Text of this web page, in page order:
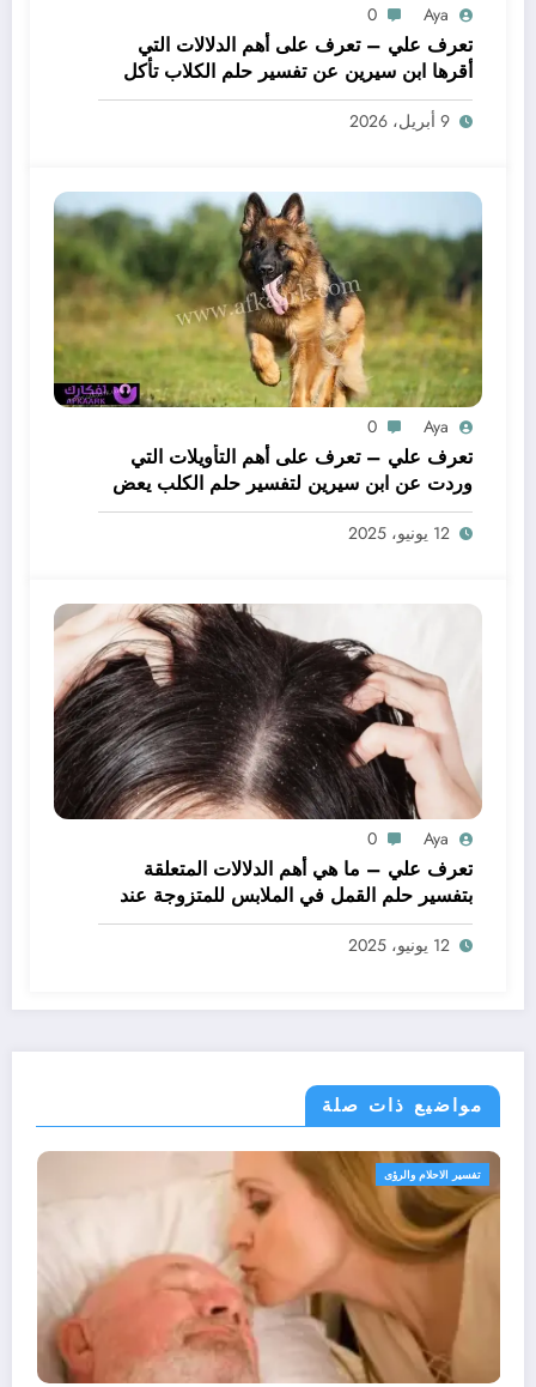
Aya
0
تعرف علي – تعرف على أهم الدلالات التي
أقرها ابن سيرين عن تفسير حلم الكلاب تأكل
لحم – بالتفصيل
9 أبريل، 2026
Aya
0
تعرف علي – تعرف على أهم التأويلات التي
وردت عن ابن سيرين لتفسير حلم الكلب يعض
يدي – بالتفصيل
12 يونيو، 2025
Aya
0
تعرف علي – ما هي أهم الدلالات المتعلقة
بتفسير حلم القمل في الملابس للمتزوجة عند
ابن سيرين؟ – بالتفصيل
12 يونيو، 2025
مواضيع ذات صلة